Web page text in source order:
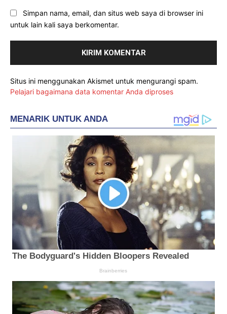
Simpan nama, email, dan situs web saya di browser ini
untuk lain kali saya berkomentar.
Situs ini menggunakan Akismet untuk mengurangi spam.
Pelajari bagaimana data komentar Anda diproses